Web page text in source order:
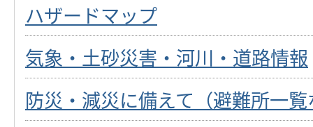
ハザードマップ
気象・土砂災害・河川・道路情報
防災・減災に備えて（避難所一